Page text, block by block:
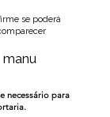
se poderá
manu
necessário para